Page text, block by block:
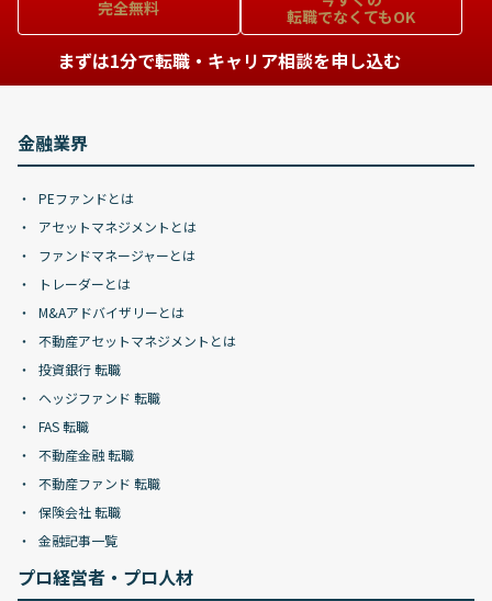
完全無料
転職でなくてもOK
まずは1分で転職・キャリア相談を申し込む
金融業界
PEファンドとは
アセットマネジメントとは
ファンドマネージャーとは
トレーダーとは
M&Aアドバイザリーとは
不動産アセットマネジメントとは
投資銀行 転職
ヘッジファンド 転職
FAS 転職
不動産金融 転職
不動産ファンド 転職
保険会社 転職
金融記事一覧
プロ経営者・プロ人材